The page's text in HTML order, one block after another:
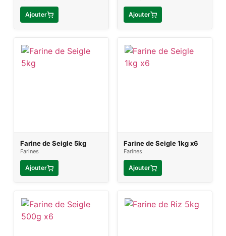
Ajouter Ajouter
Farine de Seigle 5kg
Farines
Ajouter
Farine de Seigle 1kg x6
Farines
Ajouter